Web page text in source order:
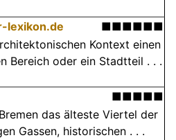
lexikon.de
■■■■■■
Kontext einen
Bereich oder ein Stadtteil . . .
■■■■■
das älteste Viertel der
Gassen, historischen . . .